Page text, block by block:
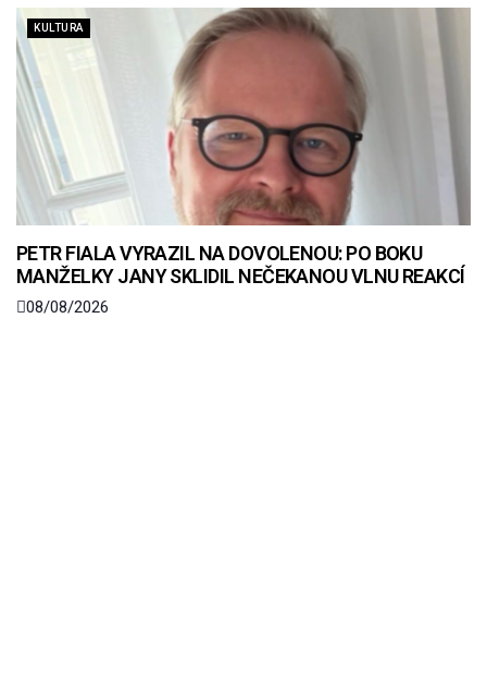
KULTURA
PETR FIALA VYRAZIL NA DOVOLENOU: PO BOKU
MANŽELKY JANY SKLIDIL NEČEKANOU VLNU REAKCÍ
08/08/2026